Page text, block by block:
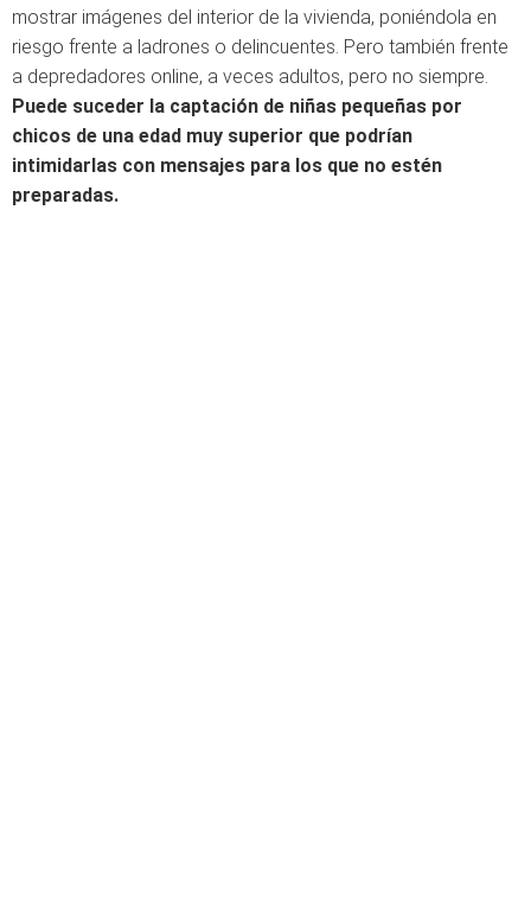
mostrar imágenes del interior de la vivienda, poniéndola en
riesgo frente a ladrones o delincuentes. Pero también frente
a depredadores online, a veces adultos, pero no siempre.
Puede suceder la captación de niñas pequeñas por
chicos de una edad muy superior que podrían
intimidarlas con mensajes para los que no estén
preparadas.